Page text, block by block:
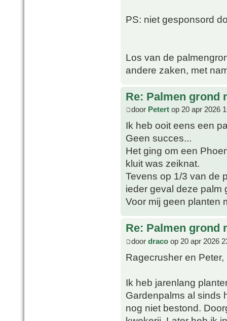
PS: niet gesponsord
Los van de
andere zaken, met
Re: Palmen grond
door Petert op 20 apr 2026
Ik heb ooit eens een
Geen succes...
Het ging om een
kluit was zeiknat.
Tevens op 1/3 van de
ieder geval deze palm
Voor mij geen planten
Re: Palmen grond
door draco op 20 apr 2026
Ragecrusher en Peter,
Ik heb jarenlang
Gardenpalms al sinds
nog niet bestond.